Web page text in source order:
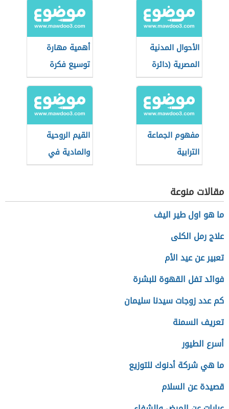
الأحوال المدنية
المصرية (دائرة
حكومية)
أهمية مهارة
توسيع فكرة
مفهوم الجماعة
الترابية
القيم الروحية
والمادية في
العصر الجاهلي
مقالات منوعة
ما هو اول طير اليف
علاج رمل الكلى
تعبير عن عيد الأم
فوائد تفل القهوة للبشرة
كم عدد زوجات سيدنا سليمان
تعريف السمنة
أسرع الطيور
ما هي شركة أدنوك للتوزيع
قصيدة عن السلام